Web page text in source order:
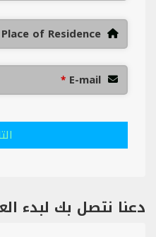
of Residence
E-mail
*
دعنا نتصل بك لبدء